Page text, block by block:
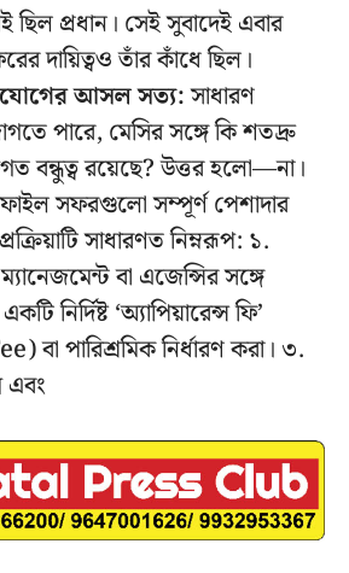
ছিল প্রধান। সেই সুবাদেই এবার
দায়িত্বও তাঁর কাঁধে ছিল।
আসল সত্য:সাধারণ
পারে, মেসির সঙ্গে কি শতদ্রু
বন্ধুত্ব রয়েছে? উত্তর হলো—না।
সফরগুলো সম্পূর্ণ পেশাদার
সাধারণত নিম্নরূপ: ১.
বা এজেন্সির সঙ্গে
নির্দিষ্ট ‘অ্যাপিয়ারেন্স ফি’
পারিশ্রমিক নির্ধারণ করা। ৩.
এবং